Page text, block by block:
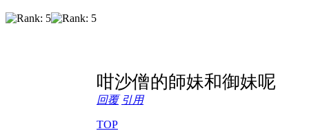
咁沙僧的師妹和御妹呢
回覆 引用
TOP